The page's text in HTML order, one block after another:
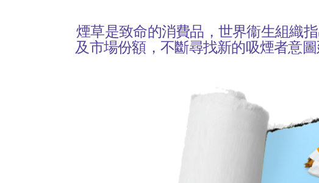
煙草是致命的消費品，世界衞生組織
及市場份額，不斷尋找新的吸煙者意